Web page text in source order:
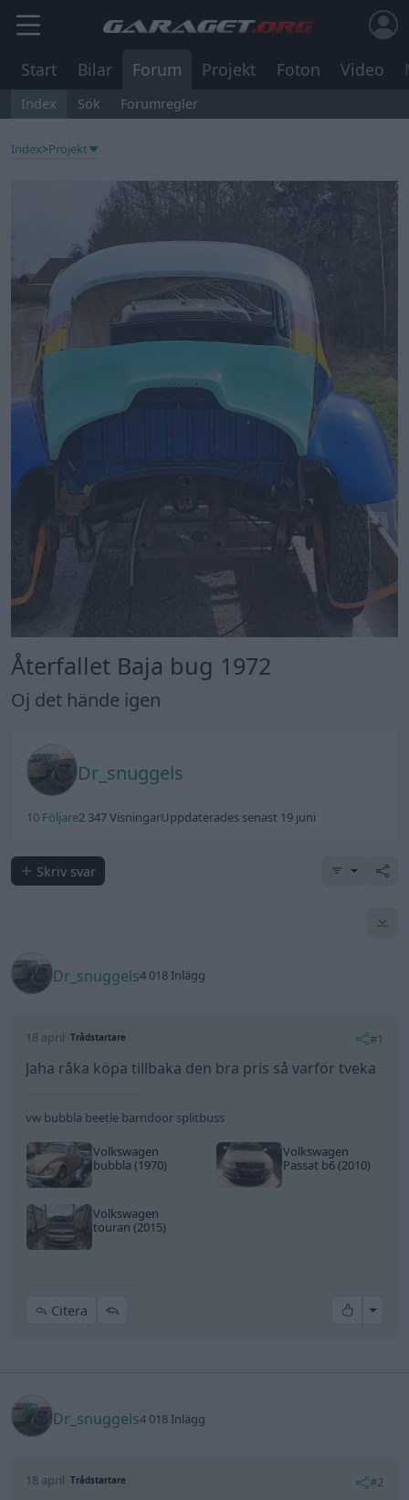
Start Bilar Forum Projekt Foton Video
Index Sök Forumregler
Index>Projekt
Återfallet Baja bug 1972
Oj det hände igen
Dr_snuggels
10 Följare2 347 VisningarUppdaterades senast 19 juni
Skriv svar
Dr_snuggels4 018 Inlägg
18 april Trådstartare #1
Jaha råka köpa tillbaka den bra pris så varför tveka
vw bubbla beetle barndoor splitbuss
Volkswagen
bubbla (1970)
Volkswagen
Passat b6 (2010)
Volkswagen
touran (2015)
Citera All
Dr_snuggels4 018 Inlägg
18 april Trådstartare #2